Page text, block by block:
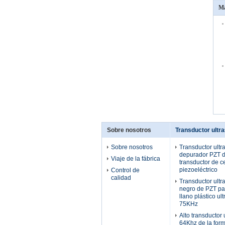
Sobre nosotros
Sobre nosotros
Viaje de la fábrica
Control de
calidad
Transductor
Transductor
depurador PZT
transductor de
piezoeléctrico
Transductor
negro de PZT
llano plástico
75KHz
Alto transductor
64Khz de la